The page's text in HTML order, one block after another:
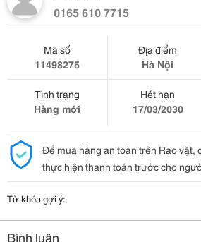
0165 610 7715
Mã số
11498275
Địa điểm
Hà Nội
Tình trạng
Hàng mới
Hết hạn
17/03/2030
Để mua hàng an toàn trên Rao vặt,
thực hiện thanh toán trước cho
Từ khóa gợi ý:
Bình luận